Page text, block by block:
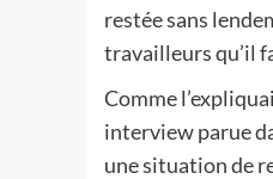
restée sans
travailleurs qu’il
Comme
interview parue
une situation de